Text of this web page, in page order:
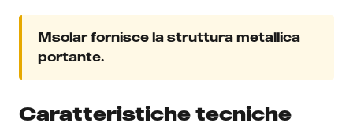
Msolar fornisce la struttura metallica
portante.
Caratteristiche tecniche